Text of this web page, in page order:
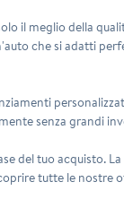
il meglio della
che si adatti
senza grandi
tuo acquisto.
tutte le